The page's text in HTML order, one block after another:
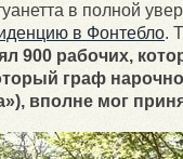
в полной
в Фонтебло. Т
900 рабочих,
граф
вполне мог